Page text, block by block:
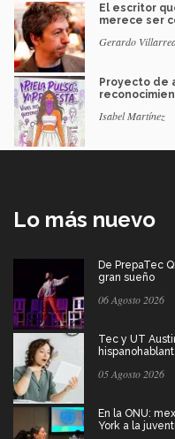
El escritor
merece ser
Gerardo
Proyecto de
Isabel Martínez
Lo más nuevo
De PrepaTec
gran sueño
06 Agosto 2026
Tec y UT
05 Agosto 2026
En la ONU:
York a la